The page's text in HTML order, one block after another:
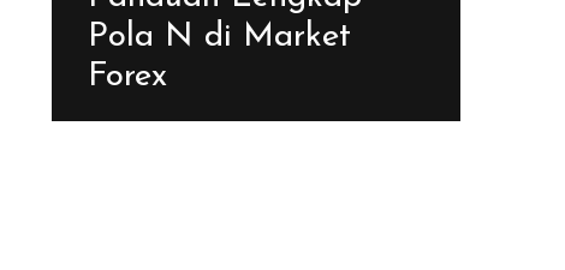
Pola N di Market
Forex